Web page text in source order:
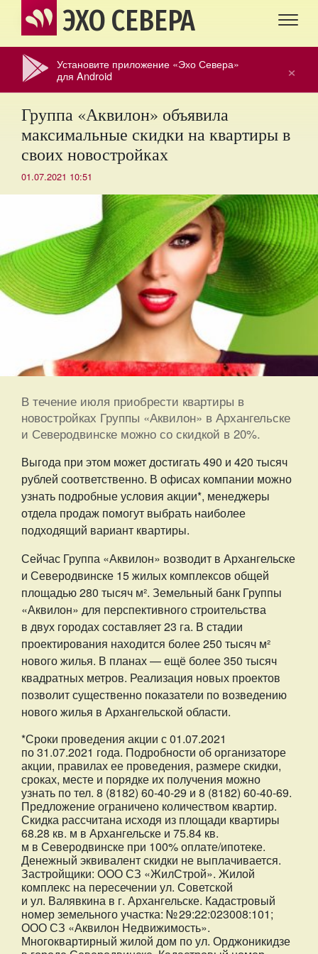
ЭХО СЕВЕРА
×
Установите приложение «Эхо Севера»
для Android
Группа «Аквилон» объявила
максимальные скидки на квартиры в
своих новостройках
01.07.2021 10:51
В течение июля приобрести квартиры в
новостройках Группы «Аквилон» в Архангельске
и Северодвинске можно со скидкой в 20%.
Выгода при этом может достигать 490 и 420 тысяч
рублей соответственно. В офисах компании можно
узнать подробные условия акции*, менеджеры
отдела продаж помогут выбрать наиболее
подходящий вариант квартиры.
Сейчас Группа «Аквилон» возводит в Архангельске
и Северодвинске 15 жилых комплексов общей
площадью 280 тысяч м². Земельный банк Группы
«Аквилон» для перспективного строительства
в двух городах составляет 23 га. В стадии
проектирования находится более 250 тысяч м²
нового жилья. В планах — ещё более 350 тысяч
квадратных метров. Реализация новых проектов
позволит существенно показатели по возведению
нового жилья в Архангельской области.
*Сроки проведения акции с 01.07.2021
по 31.07.2021 года. Подробности об организаторе
акции, правилах ее проведения, размере скидки,
сроках, месте и порядке их получения можно
узнать по тел. 8 (8182) 60-40-29 и 8 (8182) 60-40-69.
Предложение ограничено количеством квартир.
Скидка рассчитана исходя из площади квартиры
68.28 кв. м в Архангельске и 75.84 кв.
м в Северодвинске при 100% оплате/ипотеке.
Денежный эквивалент скидки не выплачивается.
Застройщики: ООО СЗ «ЖилСтрой». Жилой
комплекс на пересечении ул. Советской
и ул. Валявкина в г. Архангельске. Кадастровый
номер земельного участка: № 29:22:023008:101;
ООО СЗ «Аквилон Недвижимость».
Многоквартирный жилой дом по ул. Орджоникидзе